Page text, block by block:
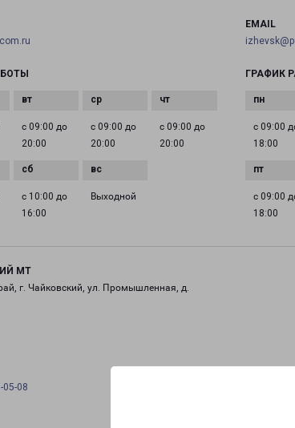
с 09:00 до
20:00
с 09:00 до
20:00
с 09:00 до
20:00
с 10:00 до
16:00
Выходной
EMAIL
ГРАФИК
с 09:00
18:00
с 09:00
18:00
МТ
г. Чайковский, ул. Промышленная, д.
05-08